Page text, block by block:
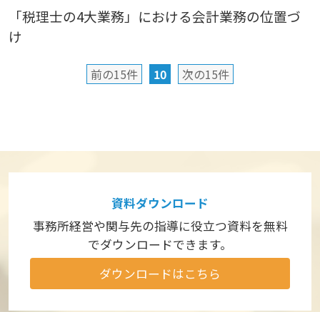
「税理士の4大業務」における会計業務の位置づ
け
前の15件 10 次の15件
資料ダウンロード
事務所経営や関与先の指導に役立つ資料を無料
でダウンロードできます。
ダウンロードはこちら